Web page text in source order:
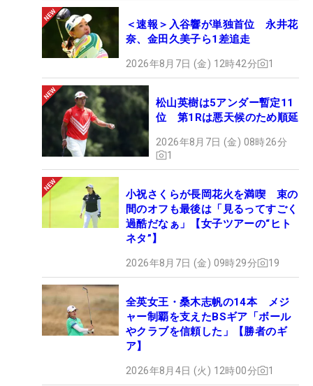
＜速報＞入谷響が単独首位 永井花
奈、金田久美子ら1差追走
2026年8月7日 (金) 12時42分 1
松山英樹は5アンダー暫定11
位 第1Rは悪天候のため順延
2026年8月7日 (金) 08時26分
1
小祝さくらが長岡花火を満喫 束の
間のオフも最後は「見るってすごく
過酷だなぁ」【女子ツアーの“ヒト
ネタ”】
2026年8月7日 (金) 09時29分 19
全英女王・桑木志帆の14本 メジ
ャー制覇を支えたBSギア「ボール
やクラブを信頼した」【勝者のギ
ア】
2026年8月4日 (火) 12時00分 1